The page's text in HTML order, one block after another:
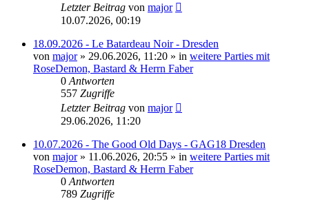
Letzter Beitrag von major
10.07.2026, 00:19
18.09.2026 - Le Batardeau Noir - Dresden
von major» 29.06.2026, 11:20 » in weitere Parties mit
RoseDemon, Bastard & Herrn Faber
0Antworten
557 Zugriffe
Letzter Beitrag von major
29.06.2026, 11:20
10.07.2026 - The Good Old Days - GAG18 Dresden
von major» 11.06.2026, 20:55 » in weitere Parties mit
RoseDemon, Bastard & Herrn Faber
0Antworten
789 Zugriffe